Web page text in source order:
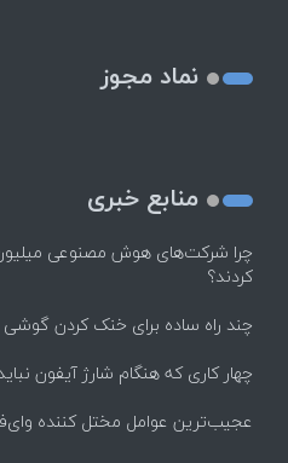
نماد مجوز
منابع خبری
چرا شرکت‌های هوش مصنوعی
کردند؟
چند راه‌ ساده برای خنک کردن گوشی
چهار کاری که هنگام شارژ آیفون
عجیب‌ترین عوامل مختل کننده